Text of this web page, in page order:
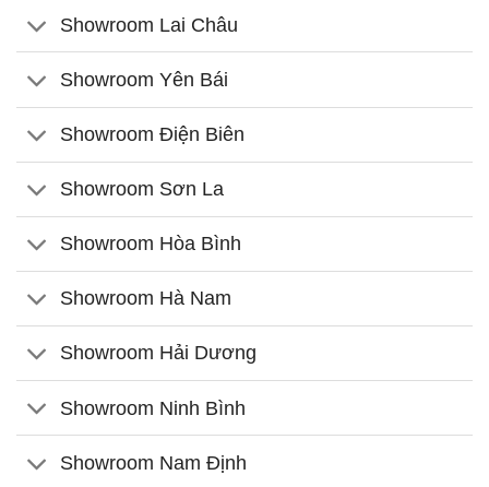
Showroom Lai Châu
Showroom Yên Bái
Showroom Điện Biên
Showroom Sơn La
Showroom Hòa Bình
Showroom Hà Nam
Showroom Hải Dương
Showroom Ninh Bình
Showroom Nam Định